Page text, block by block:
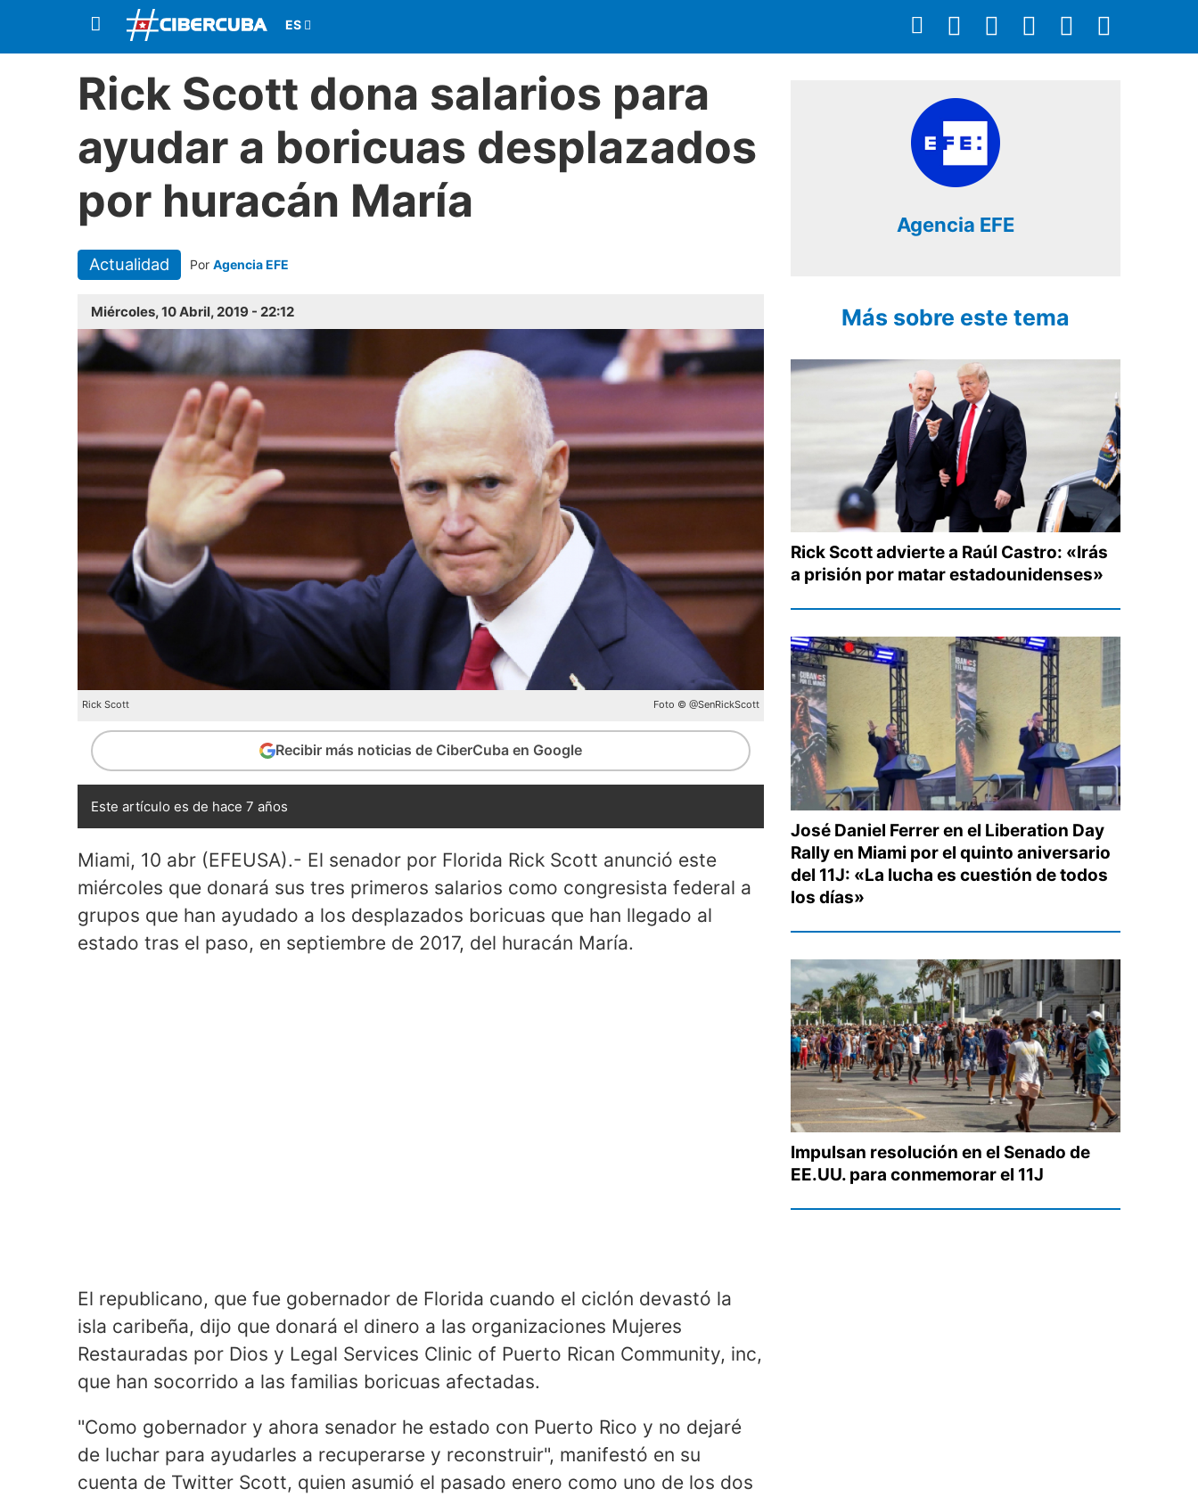
Rick Scott dona salarios para
ayudar a boricuas desplazados
por huracán María
Actualidad Por Agencia EFE
Miércoles, 10 Abril, 2019 - 22:12
Rick Scott Foto © @SenRickScott
Recibir más noticias de CiberCuba en Google
Este artículo es de hace 7 años
Miami, 10 abr (EFEUSA).- El senador por Florida Rick Scott anunció este
miércoles que donará sus tres primeros salarios como congresista federal a
grupos que han ayudado a los desplazados boricuas que han llegado al
estado tras el paso, en septiembre de 2017, del huracán María.
El republicano, que fue gobernador de Florida cuando el ciclón devastó la
isla caribeña, dijo que donará el dinero a las organizaciones Mujeres
Restauradas por Dios y Legal Services Clinic of Puerto Rican Community, inc,
que han socorrido a las familias boricuas afectadas.
"Como gobernador y ahora senador he estado con Puerto Rico y no dejaré
de luchar para ayudarles a recuperarse y reconstruir", manifestó en su
cuenta de Twitter Scott, quien asumió el pasado enero como uno de los dos
Agencia EFE
Más sobre este tema
Rick Scott advierte a Raúl Castro: «Irás
a prisión por matar estadounidenses»
José Daniel Ferrer en el Liberation Day
Rally en Miami por el quinto aniversario
del 11J: «La lucha es cuestión de todos
los días»
Impulsan resolución en el Senado de
EE.UU. para conmemorar el 11J